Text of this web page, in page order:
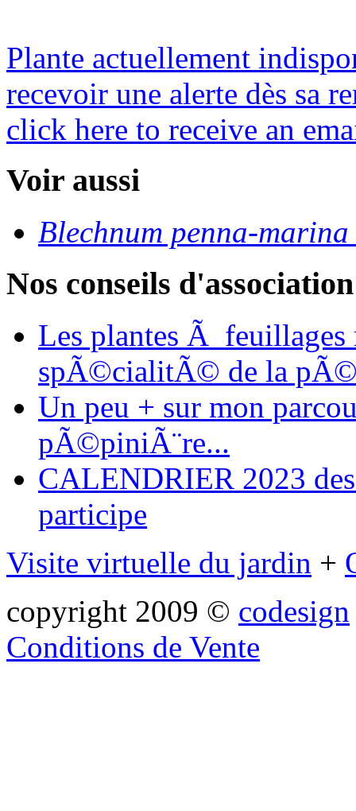
Plante actuellement
recevoir une alerte dès sa
click here to receive an
Voir aussi
Blechnum penna-
Nos conseils d'association
Les plantes Ã feuillages
spÃ©cialitÃ© de la
Un peu + sur mon
pÃ©piniÃ¨re...
CALENDRIER 2023
participe
Visite virtuelle du jardin +
copyright 2009 © codesign
Conditions de Vente